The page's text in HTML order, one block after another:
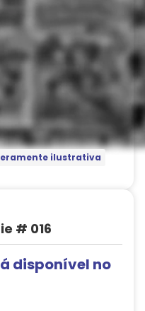
ilustrativa
# 016
disponível no